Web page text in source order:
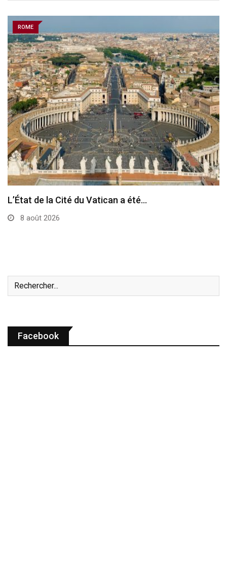
ROME
Le pape a célébré à Assise la messe…
7 août 2026
Facebook